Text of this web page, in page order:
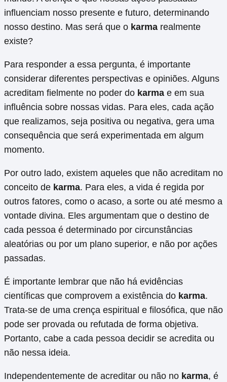
influenciam nosso presente e futuro, determinando
nosso destino. Mas será que o karma realmente
existe?
Para responder a essa pergunta, é importante
considerar diferentes perspectivas e opiniões. Alguns
acreditam fielmente no poder do karma e em sua
influência sobre nossas vidas. Para eles, cada ação
que realizamos, seja positiva ou negativa, gera uma
consequência que será experimentada em algum
momento.
Por outro lado, existem aqueles que não acreditam no
conceito de karma. Para eles, a vida é regida por
outros fatores, como o acaso, a sorte ou até mesmo a
vontade divina. Eles argumentam que o destino de
cada pessoa é determinado por circunstâncias
aleatórias ou por um plano superior, e não por ações
passadas.
É importante lembrar que não há evidências
científicas que comprovem a existência do karma.
Trata-se de uma crença espiritual e filosófica, que não
pode ser provada ou refutada de forma objetiva.
Portanto, cabe a cada pessoa decidir se acredita ou
não nessa ideia.
Independentemente de acreditar ou não no karma, é